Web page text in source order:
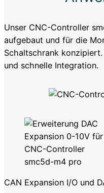
Unser CNC-Controller
aufgebaut und für die
Schaltschrank
und schnelle Integration.
CAN Expansion I/O und